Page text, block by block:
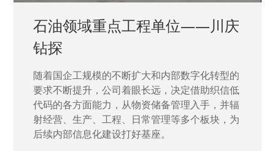
石油领域重点工程单位——川庆
钻探
随着国企工规模的不断扩大和内部数字化转型的
要求不断提升，公司着眼长远，决定借助织信低
代码的各方面能力，从物资储备管理入手，并辐
射经营、生产、工程、日常管理等多个板块，为
后续内部信息化建设打好基座。